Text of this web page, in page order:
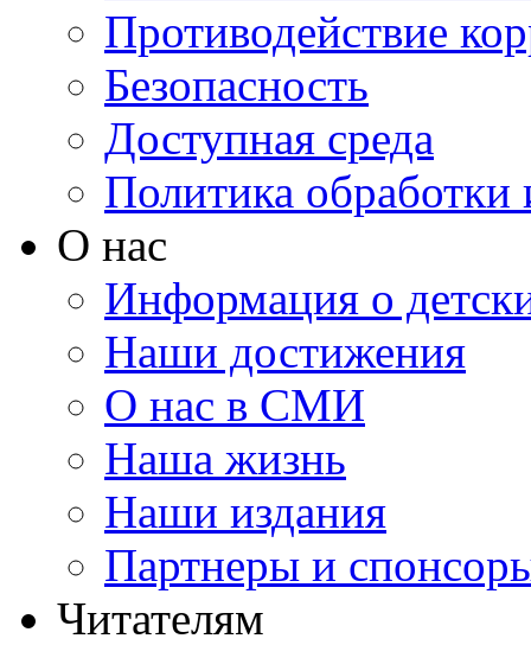
Противодействие
Безопасность
Доступная среда
Политика
О нас
Информация о
Наши достижения
О нас в СМИ
Наша жизнь
Наши издания
Партнеры и
Читателям